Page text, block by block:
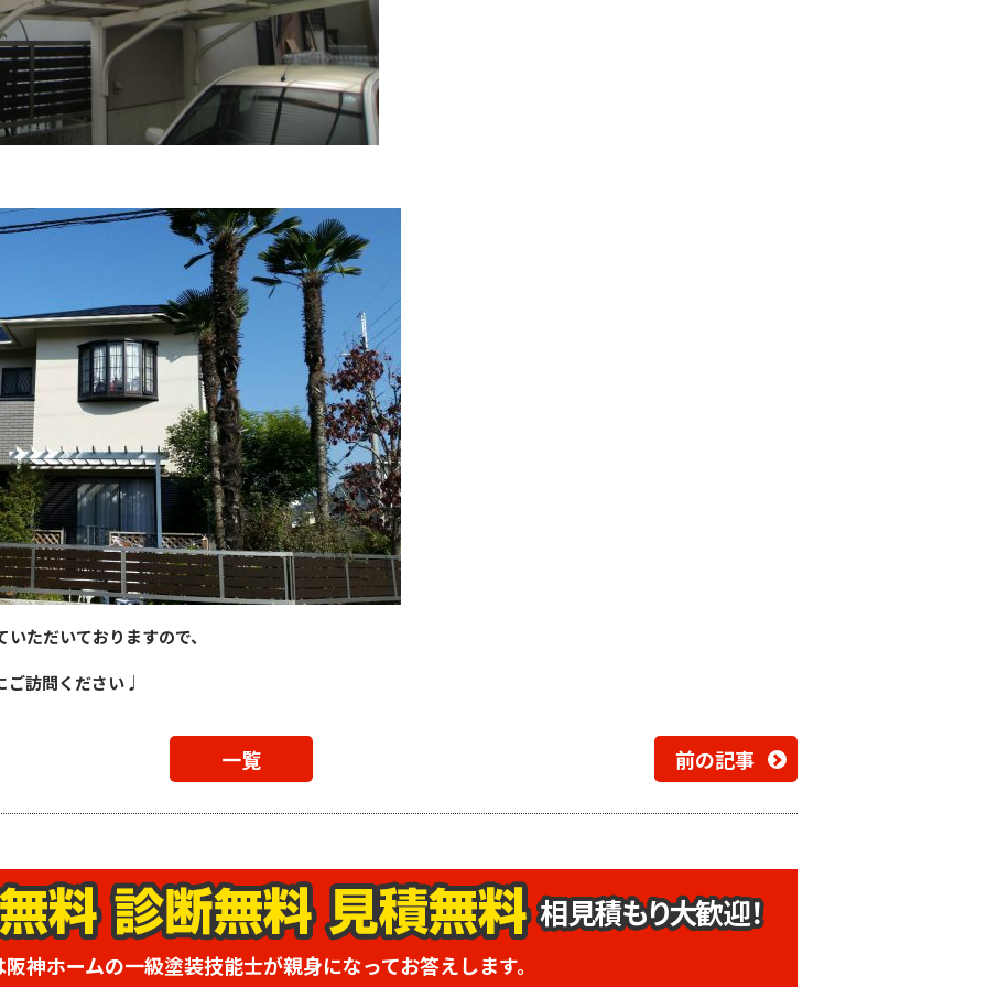
ただいておりますので、
ご訪問ください♩
一覧 前の記事
相見積もり大歓迎！
神ホームの一級塗装技能士が親身になってお答えします。